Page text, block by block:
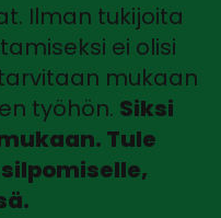
Ilman tukijoita
ei olisi
mukaan
työhön. Siksi
Tule